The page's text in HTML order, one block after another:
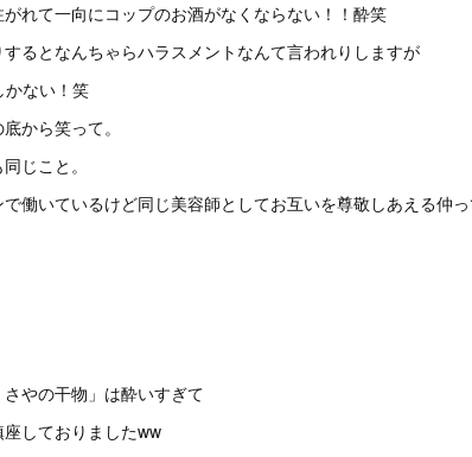
れて一向にコップのお酒がなくならない！！酔笑
るとなんちゃらハラスメントなんて言われりしますが
かない！笑
から笑って。
じこと。
働いているけど同じ美容師としてお互いを尊敬しあえる仲っ
やの干物」は酔いすぎて
しておりましたww